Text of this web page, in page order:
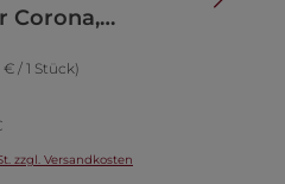
Corona,
€ / 1 Stück)
zzgl. Versandkosten